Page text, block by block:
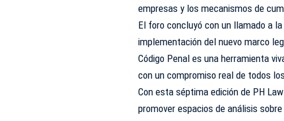
empresas y los mecanismos de
El foro concluyó con un llamado a
implementación del nuevo marco
Código Penal es una herramienta
con un compromiso real de todos
Con esta séptima edición de PH
promover espacios de análisis